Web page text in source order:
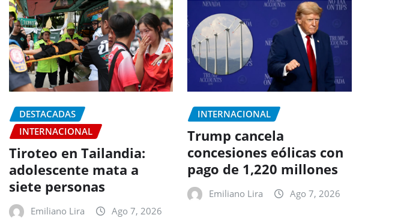
DESTACADAS
INTERNACIONAL
Tiroteo en Tailandia:
adolescente mata a
siete personas
Emiliano Lira Ago 7, 2026
INTERNACIONAL
Trump cancela
concesiones eólicas con
pago de 1,220 millones
Emiliano Lira Ago 7, 2026